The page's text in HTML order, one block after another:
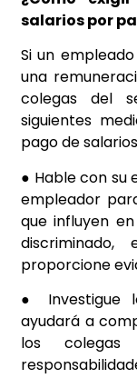
salarios por
Si un
una
colegas del
siguientes
pago de
● Hable con su
empleador
que influyen
discriminado,
proporcione
● Investigue
ayudará a
los